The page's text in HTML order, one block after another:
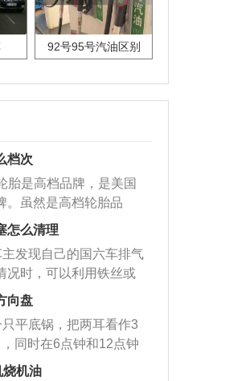
92号95号汽油区别
档次
胎是高档品牌，是美国
。虽然是高档轮胎品
端的轮胎都有生产，这
开拓市场。
怎么清理
发现自己的国六车排气
况时，可以利用铁丝或
将杂物给取出来，如果
重，也可以采取应急措
直接利用木棍将所有的
里面的位置处，然后将
开，就可以将堵塞的东
向盘
平底锅，把两耳看作3
同时在6点钟和12点钟
。 <&list>2、双手握住
烧机油